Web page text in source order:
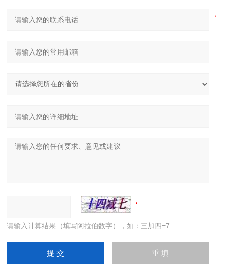
请输入计算结果（填写阿拉伯数字），如：三加四=7